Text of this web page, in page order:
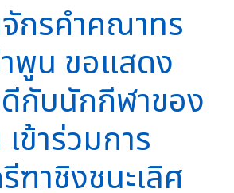
จักรคำคณาทร
พูน ขอแสดง
กับนักกีฬาของ
ข้าร่วมการ
ฑาชิงชนะเลิศ